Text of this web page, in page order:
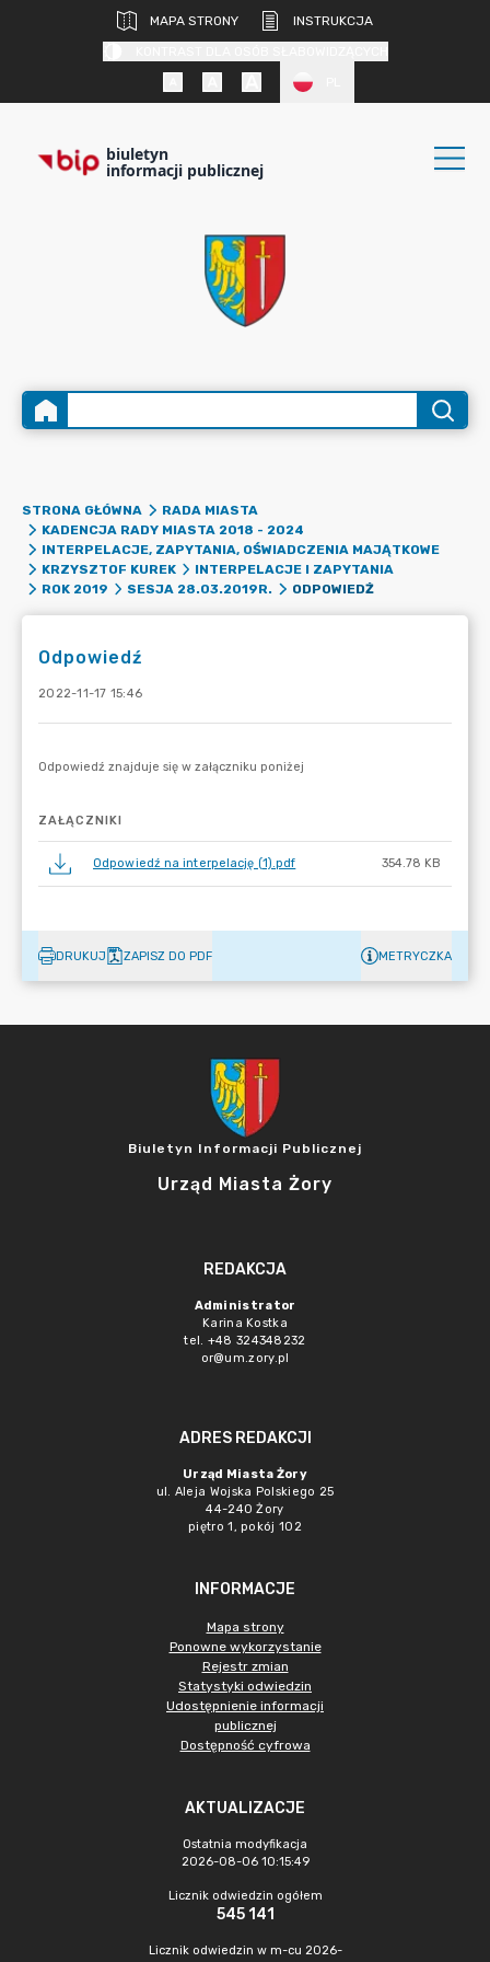
MAPA STRONY
INSTRUKCJA
biuletyn
informacji publicznej
STRONA GŁÓWNA
RADA MIASTA
KADENCJA RADY MIASTA 2018 - 2024
INTERPELACJE, ZAPYTANIA, OŚWIADCZENIA MAJĄTKOWE
KRZYSZTOF KUREK
INTERPELACJE I ZAPYTANIA
ROK 2019
SESJA 28.03.2019R. ODPOWIEDŹ
Odpowiedź
2022-11-17 15:46
ZAŁĄCZNIKI
Odpowiedź na interpelację (1).pdf 354.78 KB
DRUKUJ ZAPISZ DO PDF METRYCZKA
Biuletyn Informacji Publicznej
Urząd Miasta Żory
REDAKCJA
Administrator
Karina Kostka
tel. +48 324348232
or@um.zory.pl
ADRES REDAKCJI
Urząd Miasta Żory
ul. Aleja Wojska Polskiego 25
44-240 Żory
piętro 1, pokój 102
INFORMACJE
Mapa strony
Ponowne wykorzystanie
Rejestr zmian
Statystyki odwiedzin
Udostępnienie informacji
publicznej
Dostępność cyfrowa
AKTUALIZACJE
Ostatnia modyfikacja
2026-08-06 10:15:49
Licznik odwiedzin ogółem
545 141
Licznik odwiedzin w m-cu 2026-